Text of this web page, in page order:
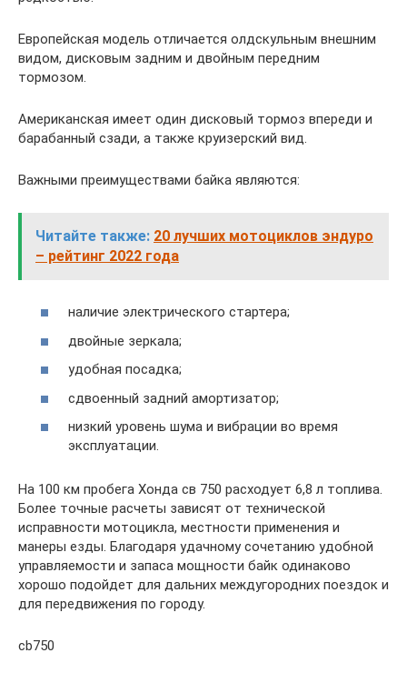
Европейская модель отличается олдскульным внешним
видом, дисковым задним и двойным передним
тормозом.
Американская имеет один дисковый тормоз впереди и
барабанный сзади, а также круизерский вид.
Важными преимуществами байка являются:
Читайте также: 20 лучших мотоциклов эндуро
– рейтинг 2022 года
наличие электрического стартера;
двойные зеркала;
удобная посадка;
сдвоенный задний амортизатор;
низкий уровень шума и вибрации во время
эксплуатации.
На 100 км пробега Хонда св 750 расходует 6,8 л топлива.
Более точные расчеты зависят от технической
исправности мотоцикла, местности применения и
манеры езды. Благодаря удачному сочетанию удобной
управляемости и запаса мощности байк одинаково
хорошо подойдет для дальних междугородних поездок и
для передвижения по городу.
cb750